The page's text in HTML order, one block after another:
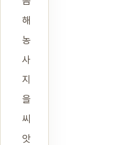
해
농
사
지
을
씨
앗